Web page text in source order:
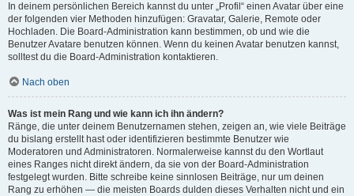
In deinem persönlichen Bereich kannst du unter „Profil“ einen Avatar über eine
der folgenden vier Methoden hinzufügen: Gravatar, Galerie, Remote oder
Hochladen. Die Board-Administration kann bestimmen, ob und wie die
Benutzer Avatare benutzen können. Wenn du keinen Avatar benutzen kannst,
solltest du die Board-Administration kontaktieren.
Nach oben
Was ist mein Rang und wie kann ich ihn ändern?
Ränge, die unter deinem Benutzernamen stehen, zeigen an, wie viele Beiträge
du bislang erstellt hast oder identifizieren bestimmte Benutzer wie
Moderatoren und Administratoren. Normalerweise kannst du den Wortlaut
eines Ranges nicht direkt ändern, da sie von der Board-Administration
festgelegt wurden. Bitte schreibe keine sinnlosen Beiträge, nur um deinen
Rang zu erhöhen — die meisten Boards dulden dieses Verhalten nicht und ein